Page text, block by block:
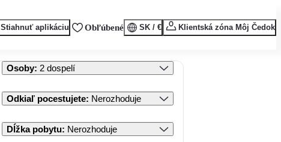
Stiahnuť aplikáciu Obľúbené SK / € Klientská zóna Môj Čedok
Osoby: 2 dospelí
Odkiaľ pocestujete: Nerozhoduje
Dĺžka pobytu: Nerozhoduje